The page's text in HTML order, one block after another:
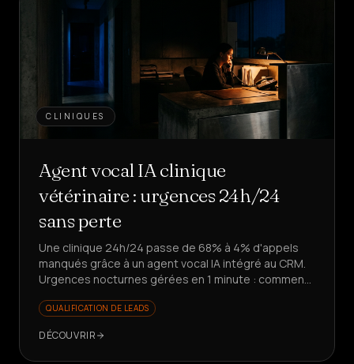
CLINIQUES
Agent vocal IA clinique
vétérinaire : urgences 24h/24
sans perte
Une clinique 24h/24 passe de 68% à 4% d'appels
manqués grâce à un agent vocal IA intégré au CRM.
Urgences nocturnes gérées en 1 minute : comment
QUALIFICATION DE LEADS
DÉCOUVRIR